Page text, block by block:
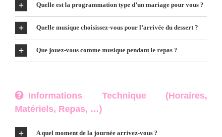
Quelle est la programmation type d’un mariage pour vous ?
Quelle musique choisissez-vous pour l’arrivée du dessert ?
Que jouez-vous comme musique pendant le repas ?
Informations Technique (Horaires,
Matériels, Repas, …)
A quel moment de la journée arrivez-vous ?